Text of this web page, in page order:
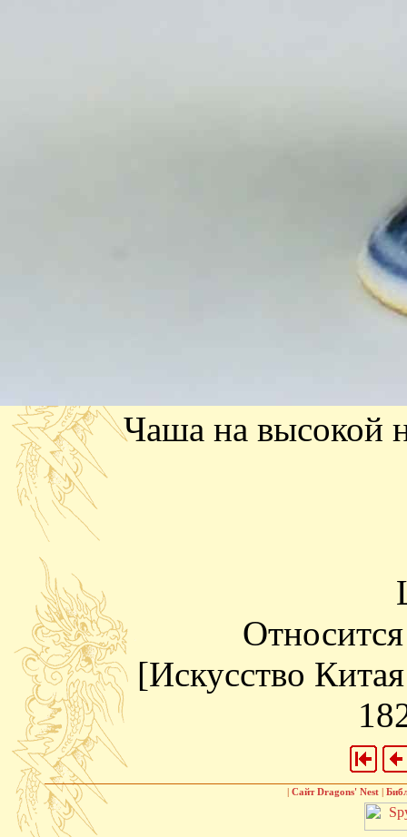
Чаша на высокой
[Искусство
| Сайт Dragons' Nest|